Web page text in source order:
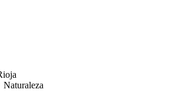
Naturaleza